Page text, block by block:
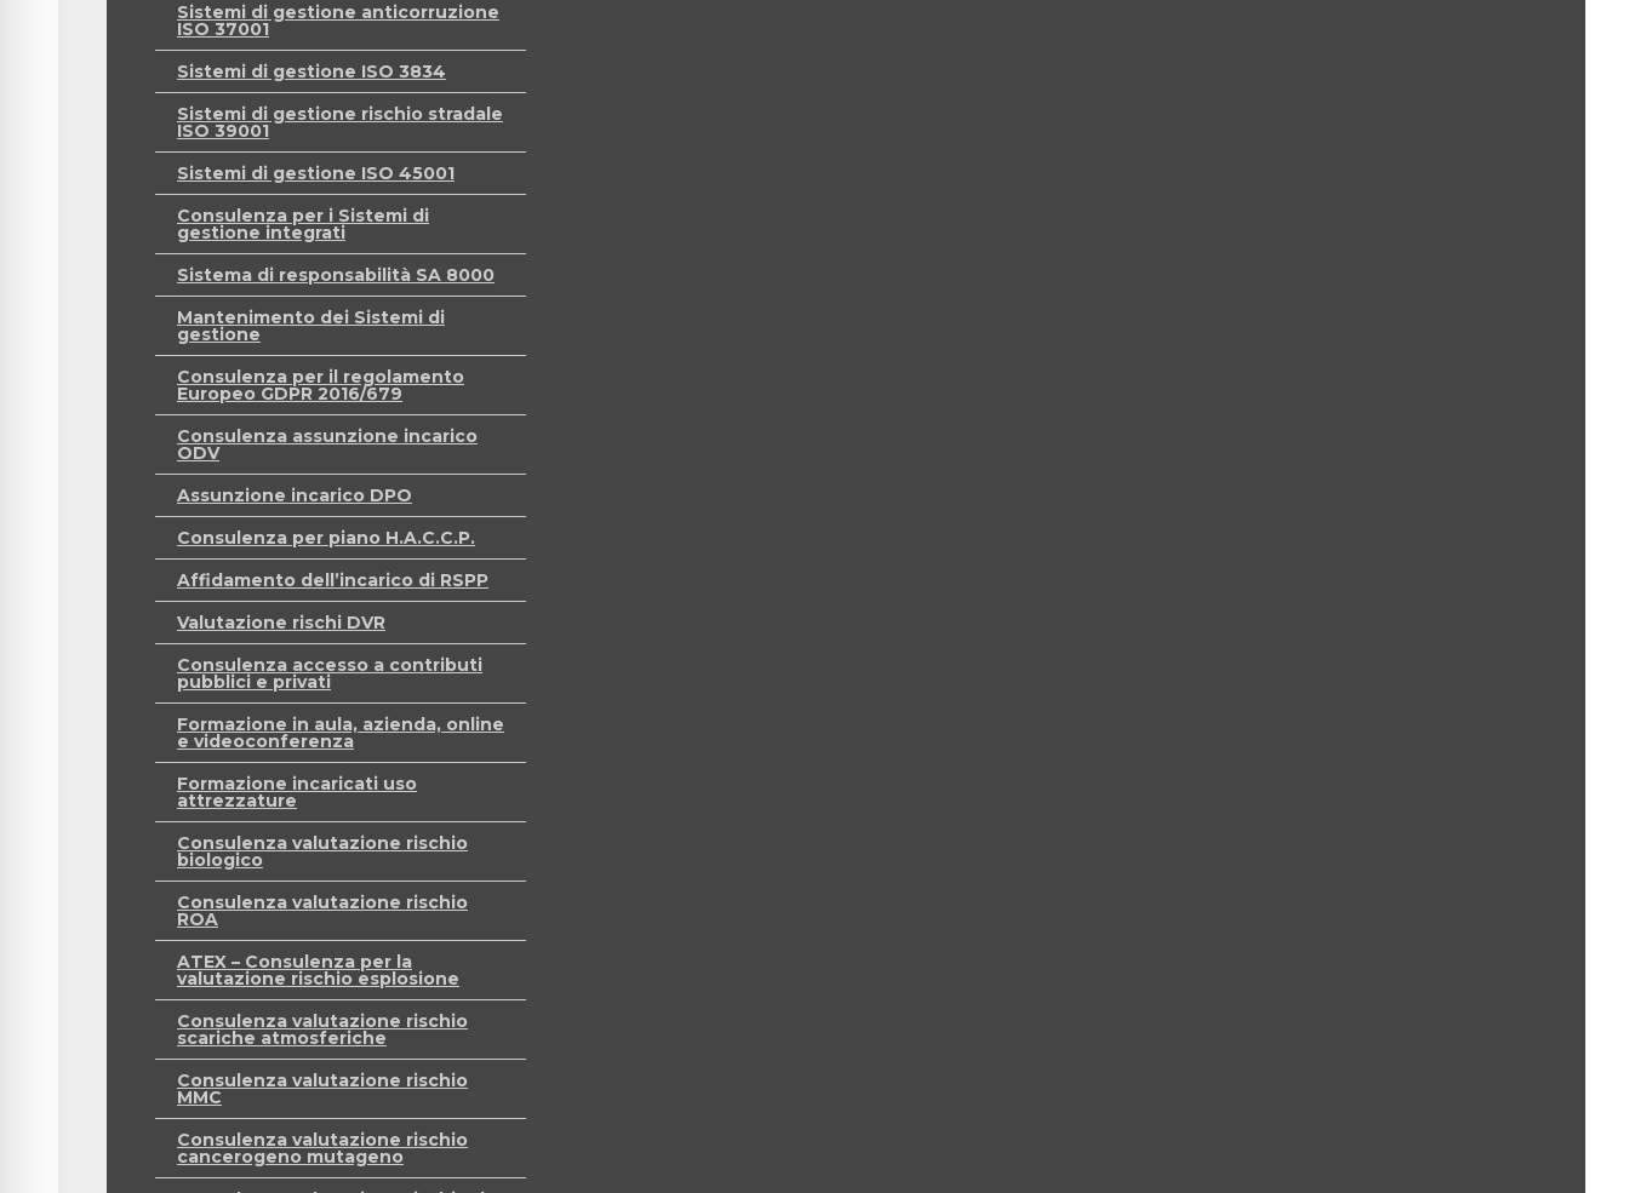
Sistemi di gestione anticorruzione
ISO 37001
Sistemi di gestione ISO 3834
Sistemi di gestione rischio stradale
ISO 39001
Sistemi di gestione ISO 45001
Consulenza per i Sistemi di
gestione integrati
Sistema di responsabilità SA 8000
Mantenimento dei Sistemi di
gestione
Consulenza per il regolamento
Europeo GDPR 2016/679
Consulenza assunzione incarico
ODV
Assunzione incarico DPO
Consulenza per piano H.A.C.C.P.
Affidamento dell’incarico di RSPP
Valutazione rischi DVR
Consulenza accesso a contributi
pubblici e privati
Formazione in aula, azienda, online
e videoconferenza
Formazione incaricati uso
attrezzature
Consulenza valutazione rischio
biologico
Consulenza valutazione rischio
ROA
ATEX – Consulenza per la
valutazione rischio esplosione
Consulenza valutazione rischio
scariche atmosferiche
Consulenza valutazione rischio
MMC
Consulenza valutazione rischio
cancerogeno mutageno